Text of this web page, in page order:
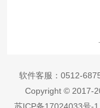
软件客服： 0512-
Copyright © 2017-
苏ICP备17024033号-1